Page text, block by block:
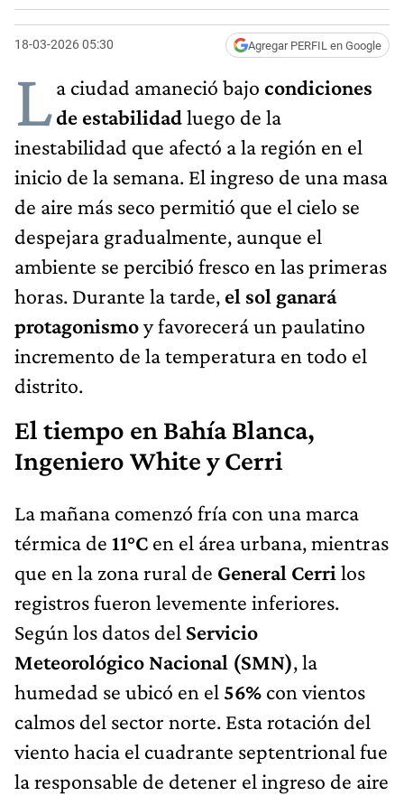
18-03-2026 05:30 Agregar PERFIL en Google
La ciudad amaneció bajo condiciones
de estabilidadluego de la
inestabilidad que afectó a la región en el
inicio de la semana. El ingreso de una masa
de aire más seco permitió que el cielo se
despejara gradualmente, aunque el
ambiente se percibió fresco en las primeras
horas. Durante la tarde, el sol ganará
protagonismoy favorecerá un paulatino
incremento de la temperatura en todo el
distrito.
El tiempo en Bahía Blanca,
Ingeniero White y Cerri
La mañana comenzó fría con una marca
térmica de 11°C en el área urbana, mientras
que en la zona rural de General Cerri los
registros fueron levemente inferiores.
Según los datos del Servicio
Meteorológico Nacional (SMN), la
humedad se ubicó en el 56% con vientos
calmos del sector norte. Esta rotación del
viento hacia el cuadrante septentrional fue
la responsable de detener el ingreso de aire